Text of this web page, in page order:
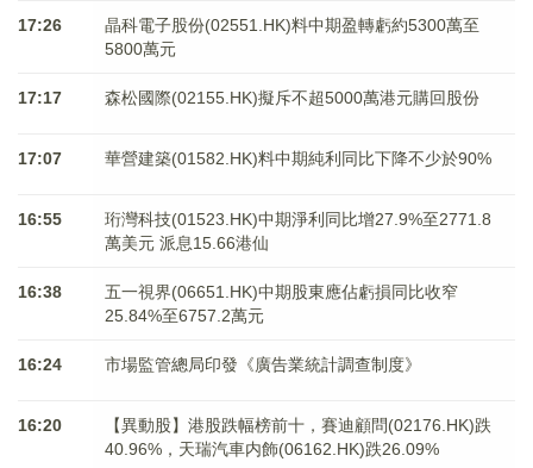
17:26
晶科電子股份(02551.HK)料中期盈轉虧約5300萬至
5800萬元
17:17 森松國際(02155.HK)擬斥不超5000萬港元購回股份
17:07 華營建築(01582.HK)料中期純利同比下降不少於90%
16:55
珩灣科技(01523.HK)中期淨利同比增27.9%至2771.8
萬美元 派息15.66港仙
16:38
五一視界(06651.HK)中期股東應佔虧損同比收窄
25.84%至6757.2萬元
16:24 市場監管總局印發《廣告業統計調查制度》
16:20
【異動股】港股跌幅榜前十，賽迪顧問(02176.HK)跌
40.96%，天瑞汽車内飾(06162.HK)跌26.09%